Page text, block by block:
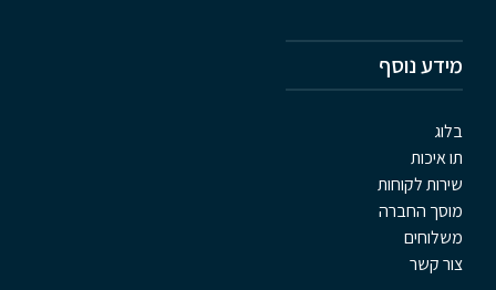
מידע נוסף
בלוג
תו איכות
שירות לקוחות
מוסך החברה
משלוחים
צור קשר